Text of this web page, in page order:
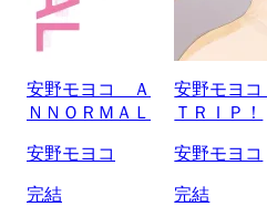
安野モヨコ Ａ
ＮＮＯＲＭＡＬ
安野モヨコ
完結
安野モヨ
ＴＲＩＰ！
安野モヨコ
完結